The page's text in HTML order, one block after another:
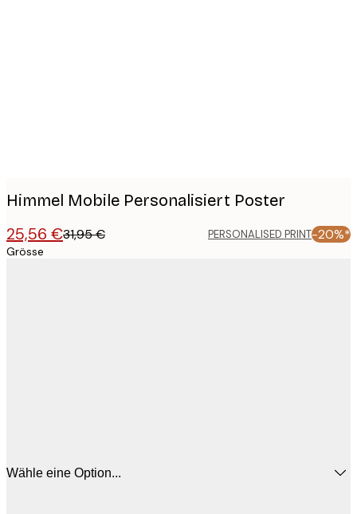
Himmel Mobile Personalisiert Poster
25,56 €31,95 € PERSONALISED PRINT-20%*
Grösse
Wähle eine Option...